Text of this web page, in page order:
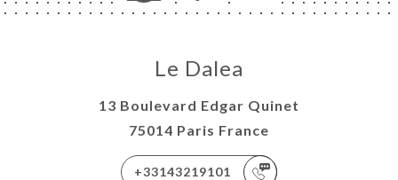
Le Dalea
13 Boulevard Edgar Quinet
75014 Paris France
+33143219101